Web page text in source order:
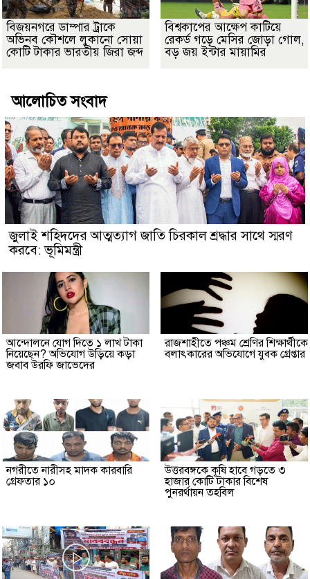
বিজয়নগরে ডাম্পার ট্রাকে
অভিনব কৌশলে লুকানো সোয়া
কোটি টাকার ভারতীয় জিরা জব্দ
বিশ্বকাপের আক্ষেপ কাটিয়ে
রেকর্ড গড়ে মেসির জোড়া গোল,
বড় জয় ইন্টার মায়ামির
আলোচিত সংবাদ
জুলাই শহিদদের আত্মত্যাগ জাতি চিরকাল শ্রদ্ধার সাথে স্মরণ
করবে: ভূমিমন্ত্রী
আন্দোলনে যোগ দিতে ১ লাখ টাকা
নিয়েছেন? অভিযোগ উড়িয়ে কড়া
জবাব উরফি জাভেদের
রাজশাহীতে পঞ্চম শ্রেণির শিক্ষার্থীকে
বলাৎকারের অভিযোগে যুবক গ্রেপ্তার
নগরীতে নারীসহ মাদক কারবারি
গ্রেফতার ১০
উত্তরবঙ্গকে কৃষি হাবে গড়তে ৩
হাজার কোটি টাকার বিশেষ
পুনরর্থায়ন তহবিল